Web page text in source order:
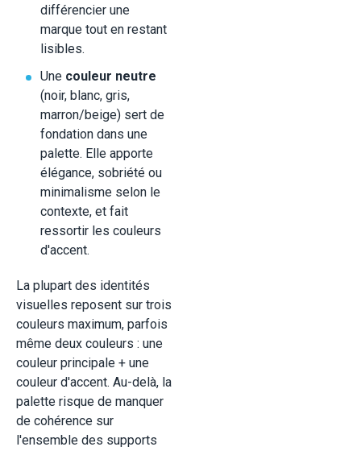
différencier une
marque tout en restant
lisibles.
Une couleur neutre
(noir, blanc, gris,
marron/beige) sert de
fondation dans une
palette. Elle apporte
élégance, sobriété ou
minimalisme selon le
contexte, et fait
ressortir les couleurs
d'accent.
La plupart des identités
visuelles reposent sur trois
couleurs maximum, parfois
même deux couleurs : une
couleur principale + une
couleur d'accent. Au-delà, la
palette risque de manquer
de cohérence sur
l'ensemble des supports